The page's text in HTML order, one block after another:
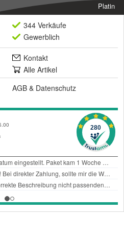
Platin
344 Verkäufe
Gewerblich
Kontakt
Alle Artikel
AGB & Datenschutz